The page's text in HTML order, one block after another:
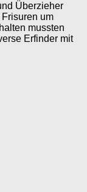
Überzieher
um
mussten
Erfinder mit